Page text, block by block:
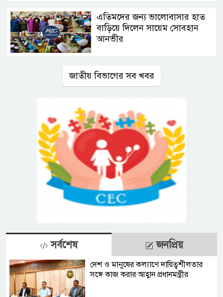
এতিমদের জন্য ভালোবাসার হাত
বাড়িয়ে দিলেন সায়েম সোবহান
আনভীর
জাতীয় বিভাগের সব খবর
সর্বশেষ জনপ্রিয়
দেশ ও মানুষের কল্যাণে দায়িত্বশীলতার
সঙ্গে কাজ করার আহ্বান প্রধানমন্ত্রীর